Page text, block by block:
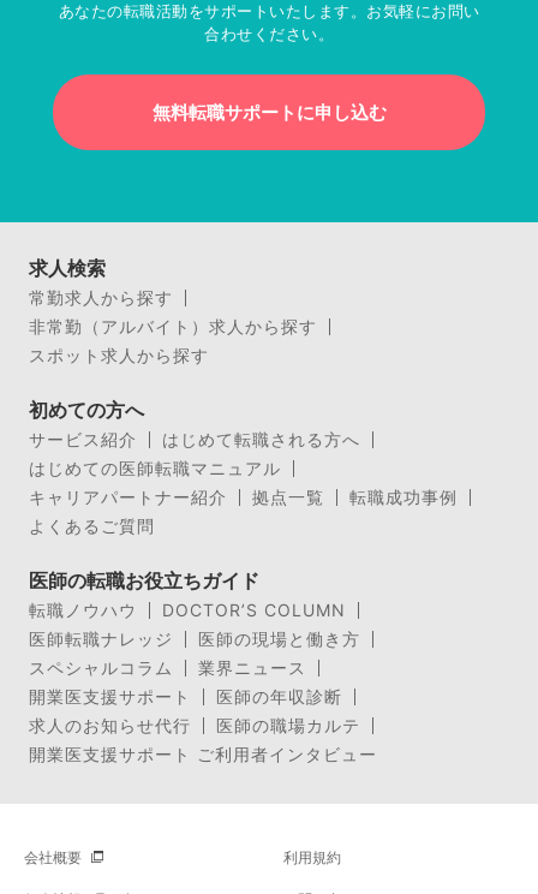
あなたの転職活動をサポートいたします。お気軽にお問い
合わせください。
無料転職サポートに申し込む
求人検索
常勤求人から探す
非常勤（アルバイト）求人から探す
スポット求人から探す
初めての方へ
サービス紹介
はじめて転職される方へ
はじめての医師転職マニュアル
キャリアパートナー紹介
拠点一覧
転職成功事例
よくあるご質問
医師の転職お役立ちガイド
転職ノウハウ
DOCTOR’S COLUMN
医師転職ナレッジ
医師の現場と働き方
スペシャルコラム
業界ニュース
開業医支援サポート
医師の年収診断
求人のお知らせ代行
医師の職場カルテ
開業医支援サポート ご利用者インタビュー
会社概要 利用規約